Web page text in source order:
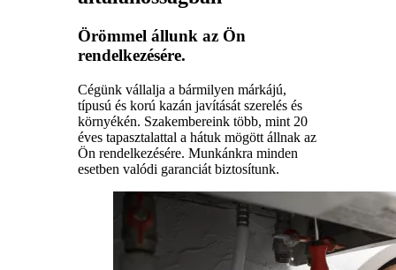
Örömmel állunk az Ön
rendelkezésére.
Cégünk vállalja a bármilyen márkájú,
típusú és korú kazán javítását szerelés és
környékén. Szakembereink több, mint 20
éves tapasztalattal a hátuk mögött állnak az
Ön rendelkezésére. Munkánkra minden
esetben valódi garanciát biztosítunk.